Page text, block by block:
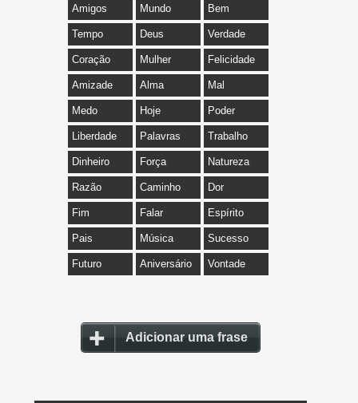
Amigos Mundo Bem
Tempo Deus Verdade
Coração Mulher Felicidade
Amizade Alma Mal
Medo Hoje Poder
Liberdade Palavras Trabalho
Dinheiro Força Natureza
Razão Caminho Dor
Fim Falar Espírito
Pais Música Sucesso
Futuro Aniversário Vontade
Adicionar uma frase